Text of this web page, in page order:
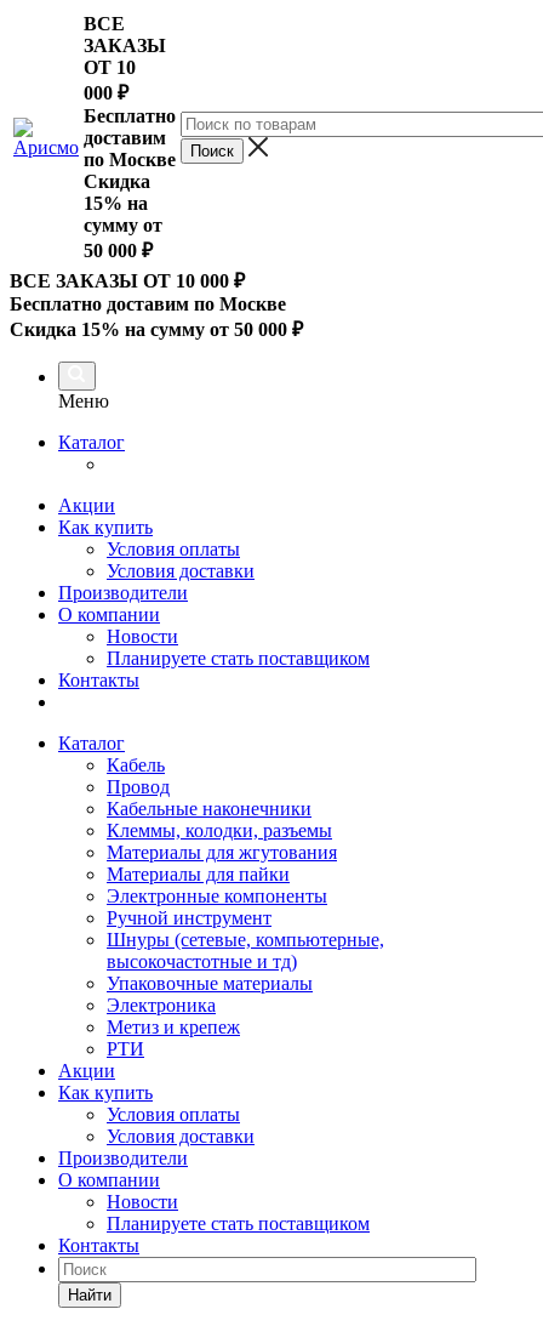
ВСЕ
ЗАКАЗЫ
ОТ 10
000 ₽
Бесплатно
доставим
по Москве
Скидка
15% на
сумму от
50 000 ₽
ВСЕ ЗАКАЗЫ ОТ 10 000 ₽
Бесплатно доставим по Москве
Скидка 15% на сумму от 50 000 ₽
Меню
Каталог
Акции
Как купить
Условия оплаты
Условия доставки
Производители
О компании
Новости
Планируете стать поставщиком
Контакты
Каталог
Кабель
Провод
Кабельные наконечники
Клеммы, колодки, разъемы
Материалы для жгутования
Материалы для пайки
Электронные компоненты
Ручной инструмент
Шнуры (сетевые, компьютерные,
высокочастотные и тд)
Упаковочные материалы
Электроника
Метиз и крепеж
РТИ
Акции
Как купить
Условия оплаты
Условия доставки
Производители
О компании
Новости
Планируете стать поставщиком
Контакты
Найти